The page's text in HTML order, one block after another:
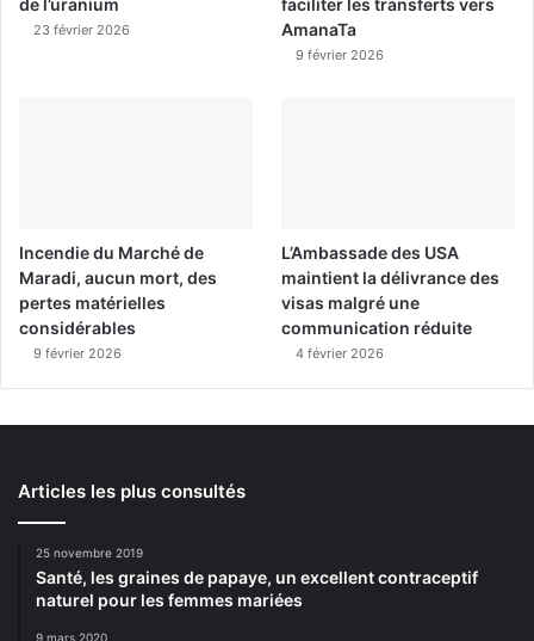
23 février 2026
AmanaTa
9 février 2026
Incendie du Marché de
Maradi, aucun mort, des
pertes matérielles
considérables
9 février 2026
L’Ambassade des USA
maintient la délivrance des
visas malgré une
communication réduite
4 février 2026
Articles les plus consultés
25 novembre 2019
Santé, les graines de papaye, un excellent contraceptif
naturel pour les femmes mariées
9 mars 2020